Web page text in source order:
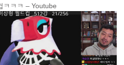
ㅋㅋㅋ – Youtube